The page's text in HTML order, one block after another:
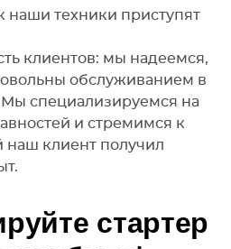
наши техники приступят
клиентов: мы надеемся,
обслуживанием в
специализируемся на
и стремимся к
наш клиент получил
стартер